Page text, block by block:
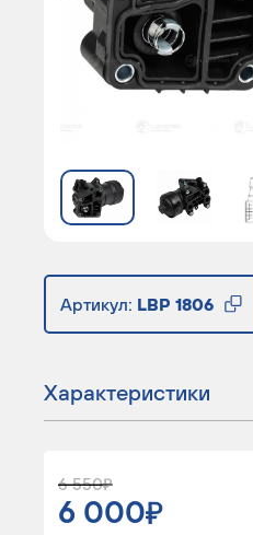
Артикул: LBP 1806
Характеристики
6 550
6 000